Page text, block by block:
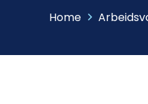
Home